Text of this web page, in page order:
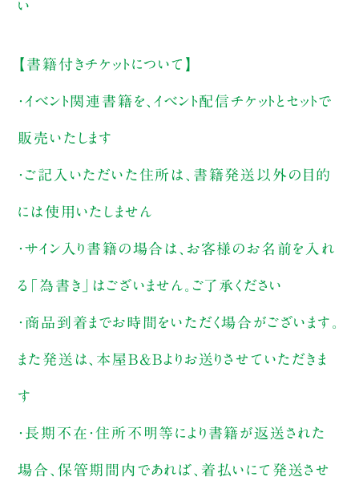
い
【書籍付きチケットについて】
・イベント関連書籍を、イベント配信チケットとセットで
販売いたします
・ご記入いただいた住所は、書籍発送以外の目的
には使用いたしません
・サイン入り書籍の場合は、お客様のお名前を入れ
る「為書き」はございません。ご了承ください
・商品到着までお時間をいただく場合がございます。
また発送は、本屋B&Bよりお送りさせていただきま
す
・長期不在・住所不明等により書籍が返送された
場合、保管期間内であれば、着払いにて発送させ